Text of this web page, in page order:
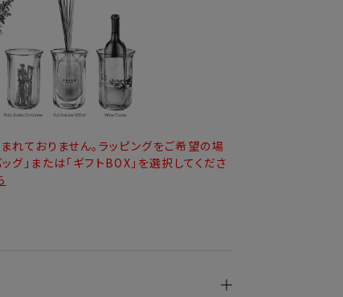
れておりません。ラッピングをご希望の場
」または「ギフトBOX」を選択してくださ